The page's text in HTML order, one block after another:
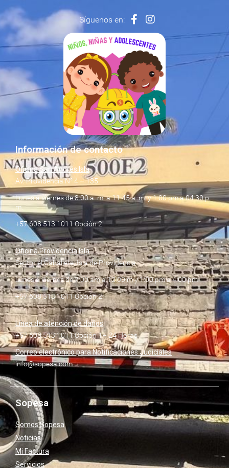
Síguenos en:
Información de contacto
Oficina San Andrés Isla
Av. Providencia N° 4 – 135
Lunes a viernes de 8:00 a. m. a 11:45 a. m. y 1:00 pm a 04:30 p.
m.
+57 608 513 1011 Opción 2
Oficina Providencia Isla
Sector el Caballete, Isla de Providencia
Lunes a viernes de 7:00 am a 12:00 m y 1:00 pm a 4:00 pm
+57 608 513 1011 Opción 2
Línea de atención de daños
+57 608 513 1011 Opción 1– 24 Horas
Correo electrónico para Notificaciones Judiciales
info@sopesa.com
Sopesa
Somos Sopesa
Noticias
Mi Factura
Servicios